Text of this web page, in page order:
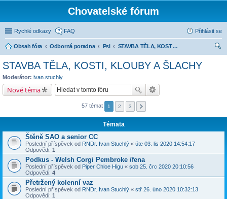
Chovatelské fórum
Rychlé odkazy FAQ Přihlásit se
Obsah fóra Odborná poradna Psi
STAVBA TĚLA, KOSTI, KLOUBY A ŠLACHY
STAVBA TĚLA, KOSTI, KLOUBY A ŠLACHY
Moderátor: ivan.stuchly
Nové téma
57 témat 1 2 3
Témata
Štěně SAO a senior CC
Poslední příspěvek od RNDr. Ivan Stuchlý « úte 03. lis 2020 14:54:17
Odpovědi: 1
Podkus - Welsh Corgi Pembroke /fena
Poslední příspěvek od Piper Chloe Higu « sob 25. črc 2020 20:10:56
Odpovědi: 4
Přetržený kolenní vaz
Poslední příspěvek od RNDr. Ivan Stuchlý « stř 26. úno 2020 10:32:13
Odpovědi: 1